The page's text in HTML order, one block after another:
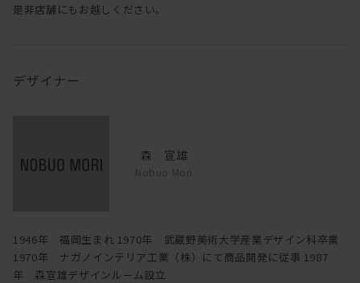
是非店舗にもお越しください。
デザイナー
森 宣雄
Nobuo Mori
1946年 福岡生まれ 1970年 武蔵野美術大学産業デザイン科卒業
1970年 ナガノインテリア工業（株）にて商品開発に従事 1987
年 森宣雄デザインルーム設立